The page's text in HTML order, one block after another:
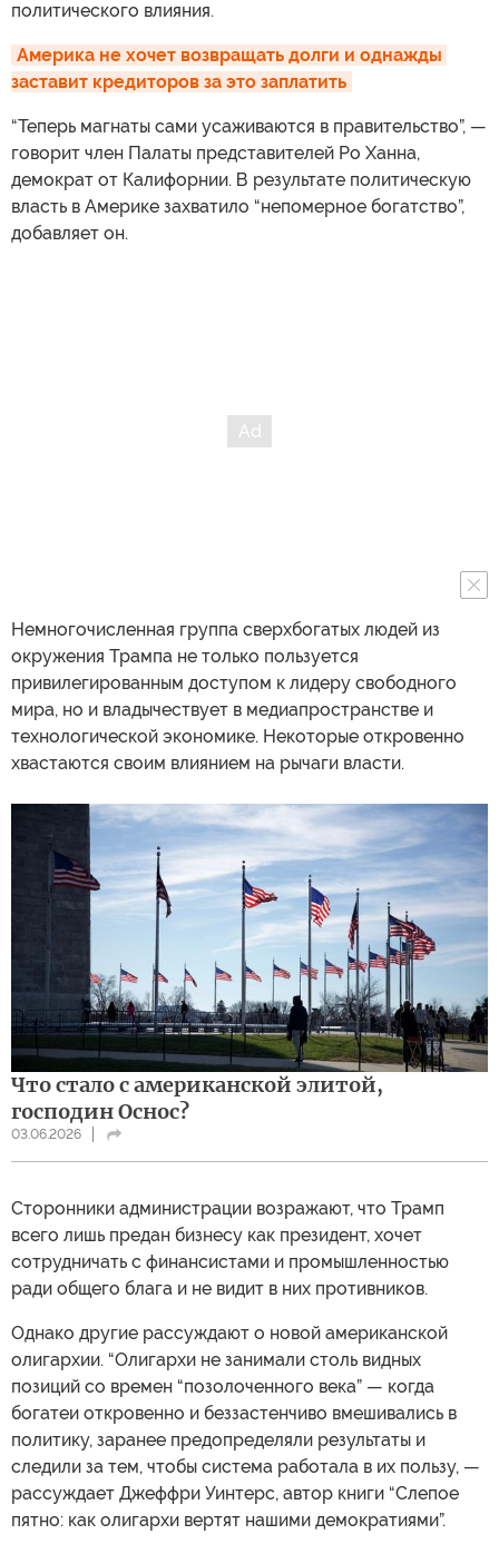
политического влияния.
Америка не хочет возвращать долги и однажды
заставит кредиторов за это заплатить
“Теперь магнаты сами усаживаются в правительство”, —
говорит член Палаты представителей Ро Ханна,
демократ от Калифорнии. В результате политическую
власть в Америке захватило “непомерное богатство”,
добавляет он.
Немногочисленная группа сверхбогатых людей из
окружения Трампа не только пользуется
привилегированным доступом к лидеру свободного
мира, но и владычествует в медиапространстве и
технологической экономике. Некоторые откровенно
хвастаются своим влиянием на рычаги власти.
Что стало с американской элитой,
господин Оснос?
03.06.2026
Сторонники администрации возражают, что Трамп
всего лишь предан бизнесу как президент, хочет
сотрудничать с финансистами и промышленностью
ради общего блага и не видит в них противников.
Однако другие рассуждают о новой американской
олигархии. “Олигархи не занимали столь видных
позиций со времен “позолоченного века” — когда
богатеи откровенно и беззастенчиво вмешивались в
политику, заранее предопределяли результаты и
следили за тем, чтобы система работала в их пользу, —
рассуждает Джеффри Уинтерс, автор книги “Слепое
пятно: как олигархи вертят нашими демократиями”.